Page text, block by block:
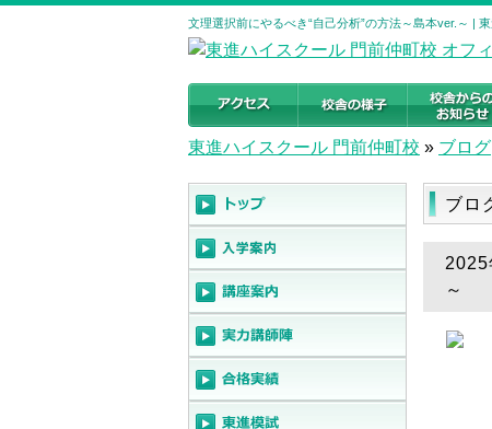
文理選択前にやるべき“自己分析”の方法～島本ver.～ |
東進ハイスクール 門前仲町校 » ブログ
ブロ
2025
～